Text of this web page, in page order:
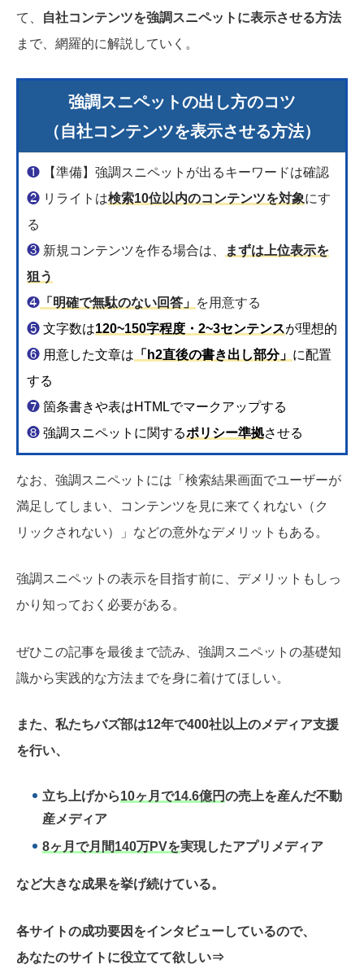
て、
自社コンテンツを強調スニペットに表示させる方法
まで、網羅的に解説していく。
強調スニペットの出し方のコツ
（自社コンテンツを表示させる方法）
❶ 【準備】強調スニペットが出るキーワードは確認
❷ リライトは検索10位以内のコンテンツを対象にす
る
❸ 新規コンテンツを作る場合は、
まずは上位表示を
狙う
❹ 「明確で無駄のない回答」 を用意する
❺ 文字数は120~150字程度・2~3センテンスが理想的
❻ 用意した文章は 「h2直後の書き出し部分」 に配置
する
❼ 箇条書きや表はHTMLでマークアップする
❽ 強調スニペットに関するポリシー準拠させる
なお、強調スニペットには「検索結果画面でユーザーが
満足してしまい、コンテンツを見に来てくれない（ク
リックされない）」などの意外なデメリットもある。
強調スニペットの表示を目指す前に、デメリットもしっ
かり知っておく必要がある。
ぜひこの記事を最後まで読み、強調スニペットの基礎知
識から実践的な方法までを身に着けてほしい。
また、私たちバズ部は12年で400社以上のメディア支援
を行い、
立ち上げから10ヶ月で14.6億円の売上を産んだ不動
産メディア
8ヶ月で月間140万PVを実現したアプリメディア
など大きな成果を挙げ続けている。
各サイトの成功要因をインタビューしているので、
あなたのサイトに役立てて欲しい⇒